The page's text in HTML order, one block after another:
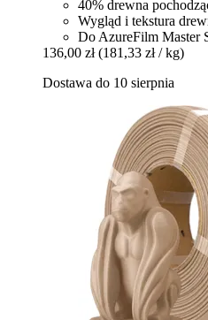
40% drewna
Wygląd i tekstura
Do AzureFilm Master
136,00 zł (181,33 zł / kg)
Dostawa do 10 sierpnia